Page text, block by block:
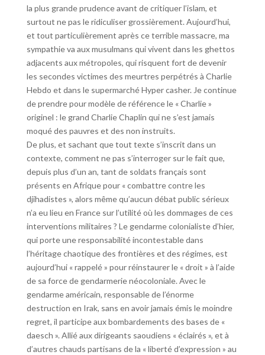
la plus grande prudence avant de critiquer l’islam, et
surtout ne pas le ridiculiser grossièrement. Aujourd’hui,
et tout particulièrement après ce terrible massacre, ma
sympathie va aux musulmans qui vivent dans les ghettos
adjacents aux métropoles, qui risquent fort de devenir
les secondes victimes des meurtres perpétrés à Charlie
Hebdo et dans le supermarché Hyper casher. Je continue
de prendre pour modèle de référence le « Charlie »
originel : le grand Charlie Chaplin qui ne s’est jamais
moqué des pauvres et des non instruits.
De plus, et sachant que tout texte s’inscrit dans un
contexte, comment ne pas s’interroger sur le fait que,
depuis plus d’un an, tant de soldats français sont
présents en Afrique pour « combattre contre les
djihadistes », alors même qu’aucun débat public sérieux
n’a eu lieu en France sur l’utilité où les dommages de ces
interventions militaires ? Le gendarme colonialiste d’hier,
qui porte une responsabilité incontestable dans
l’héritage chaotique des frontières et des régimes, est
aujourd’hui « rappelé » pour réinstaurer le « droit » à l’aide
de sa force de gendarmerie néocoloniale. Avec le
gendarme américain, responsable de l’énorme
destruction en Irak, sans en avoir jamais émis le moindre
regret, il participe aux bombardements des bases de «
daesch ». Allié aux dirigeants saoudiens « éclairés », et à
d’autres chauds partisans de la « liberté d’expression » au